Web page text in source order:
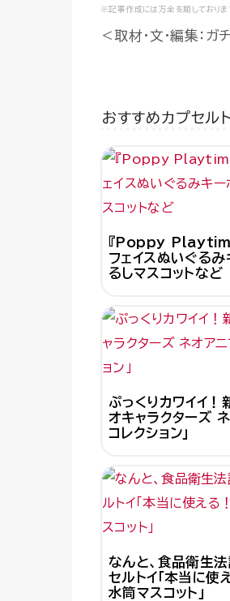
※記事作成には万全を期しておりま
＜取材・文・編集：ガ
おすすめカプセル
『Poppy Playtime
フェイスぬいぐる
るしマスコットなど
ぷっくりカワイイ！
オキャラクターズ
コレクション」
なんと、食品衛生
セルトイ「本当に使
水筒マスコット」